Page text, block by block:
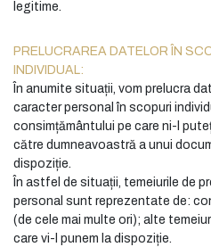
legitime.
PRELUCRAREA DATELOR ÎN
INDIVIDUAL:
În anumite situații, vom prelucra
caracter personal în scopuri
consimțământului pe care ni-l
către dumneavoastră a unui
dispoziție.
În astfel de situații, temeiurile de
personal sunt reprezentate de:
(de cele mai multe ori); alte
care vi-l punem la dispoziție.